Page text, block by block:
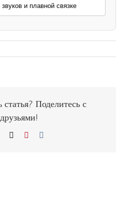
и плавной связке
Поделитесь с
друзьями!
Facebook Pinterest